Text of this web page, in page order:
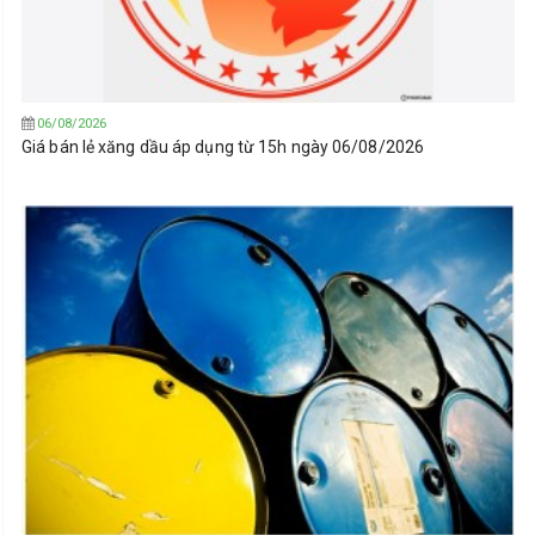
06/08/2026
Giá bán lẻ xăng dầu áp dụng từ 15h ngày 06/08/2026